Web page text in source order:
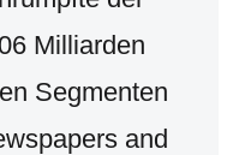
Milliarden
Segmenten
and